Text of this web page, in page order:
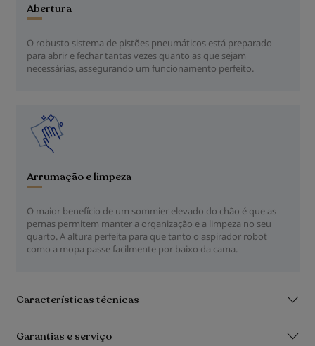
Abertura
O robusto sistema de pistões pneumáticos está preparado
para abrir e fechar tantas vezes quanto as que sejam
necessárias, assegurando um funcionamento perfeito.
Arrumação e limpeza
O maior benefício de um sommier elevado do chão é que as
pernas permitem manter a organização e a limpeza no seu
quarto. A altura perfeita para que tanto o aspirador robot
como a mopa passe facilmente por baixo da cama.
Características técnicas
Garantias e serviço